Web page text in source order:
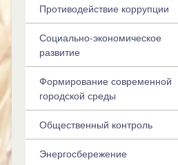
Противодействие коррупции
Социально-экономическое
развитие
Формирование современной
городской среды
Общественный контроль
Энергосбережение